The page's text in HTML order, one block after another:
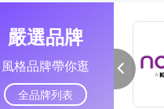
嚴選品牌
風格品牌帶你逛
全品牌列表